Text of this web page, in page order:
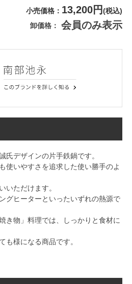
小売価格 13,200円(税込)
卸価格
会員のみ表示
氏デザインの片手鉄鍋です。
使いやすさを追求した使い勝手のよ
いただけます。
グヒーターといったいずれの熱源で
き物」料理では、しっかりと食材に
も様になる商品です。